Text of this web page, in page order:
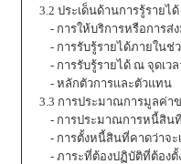
3.2 ประเด็นด้านการรู้รายได้
- การให้บริการหรือการส่
- การรับรู้รายได้ภายในช่ว
- การรับรู้รายได้ ณ จุดเวล
- หลักตัวการและตัวแทน
3.3 การประมาณการมูลค่า
- การประมาณการหนี้สินที่
- การตั้งหนี้สินที่คาดว่าจะ
- ภาระที่ต้องปฏิบัติที่ต้องตั้